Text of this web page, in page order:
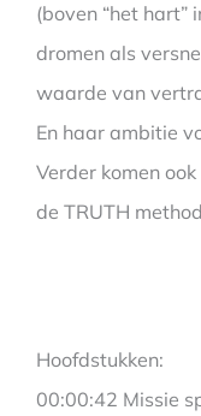
(boven “het hart”
dromen als
waarde van
En haar ambitie
Verder komen
de TRUTH
Hoofdstukken:
00:00:42 Missie